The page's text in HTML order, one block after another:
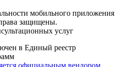
мобильного приложения
защищены.
услуг